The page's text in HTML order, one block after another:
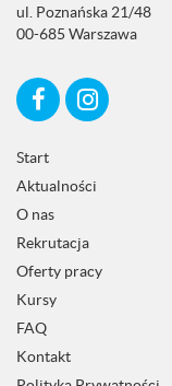
ul. Poznańska 21/48
00-685 Warszawa
Start
Aktualności
O nas
Rekrutacja
Oferty pracy
Kursy
FAQ
Kontakt